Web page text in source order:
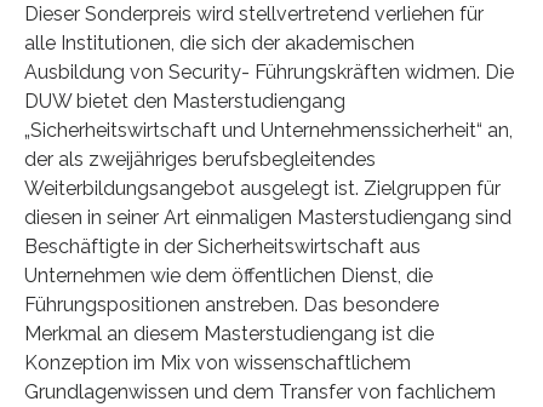
Dieser Sonderpreis wird stellvertretend verliehen für
alle Institutionen, die sich der akademischen
Ausbildung von Security- Führungskräften widmen. Die
DUW bietet den Masterstudiengang
„Sicherheitswirtschaft und Unternehmenssicherheit“ an,
der als zweijähriges berufsbegleitendes
Weiterbildungsangebot ausgelegt ist. Zielgruppen für
diesen in seiner Art einmaligen Masterstudiengang sind
Beschäftigte in der Sicherheitswirtschaft aus
Unternehmen wie dem öffentlichen Dienst, die
Führungspositionen anstreben. Das besondere
Merkmal an diesem Masterstudiengang ist die
Konzeption im Mix von wissenschaftlichem
Grundlagenwissen und dem Transfer von fachlichem